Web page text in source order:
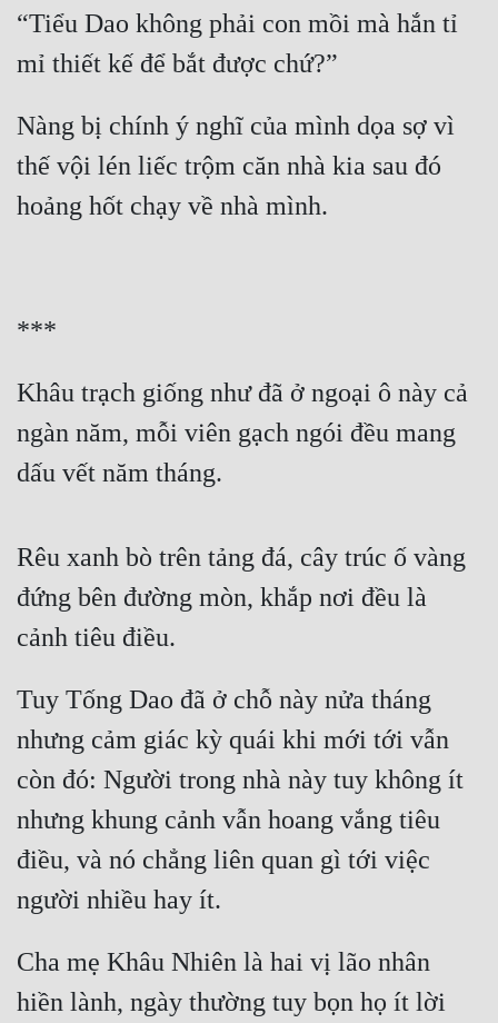
Quan Trường
Quân Sự
Sủng
Tiểu Thuyết
Trùng Sinh
Tu Chân
Tu Tiên
Tội Phạm
Võ Hiệp
Võng Du
Xuyên Không
Xuyên Nhanh
Xuyên Sách
Xuyên Thư
Điền Văn
“Tiểu Dao không phải con mồi mà hắn tỉ
mỉ thiết kế để bắt được chứ?”
Nàng bị chính ý nghĩ của mình dọa sợ vì
thế vội lén liếc trộm căn nhà kia sau đó
hoảng hốt chạy về nhà mình.
***
Khâu trạch giống như đã ở ngoại ô này cả
ngàn năm, mỗi viên gạch ngói đều mang
dấu vết năm tháng.
Rêu xanh bò trên tảng đá, cây trúc ố vàng
đứng bên đường mòn, khắp nơi đều là
cảnh tiêu điều.
Tuy Tống Dao đã ở chỗ này nửa tháng
nhưng cảm giác kỳ quái khi mới tới vẫn
còn đó: Người trong nhà này tuy không ít
nhưng khung cảnh vẫn hoang vắng tiêu
điều, và nó chẳng liên quan gì tới việc
người nhiều hay ít.
Cha mẹ Khâu Nhiên là hai vị lão nhân
hiền lành, ngày thường tuy bọn họ ít lời